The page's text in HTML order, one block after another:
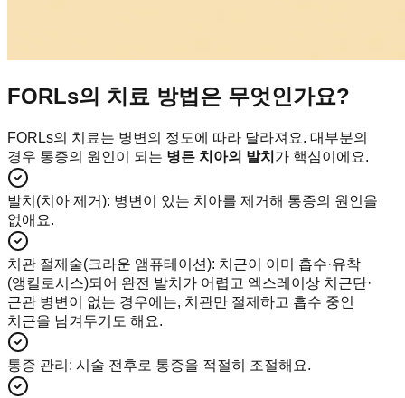
FORLs의 치료 방법은 무엇인가요?
FORLs의 치료는 병변의 정도에 따라 달라져요. 대부분의
경우 통증의 원인이 되는 병든 치아의 발치 가 핵심이에요.
발치(치아 제거): 병변이 있는 치아를 제거해 통증의 원인을
없애요.
치관 절제술(크라운 앰퓨테이션): 치근이 이미 흡수·유착
(앵킬로시스)되어 완전 발치가 어렵고 엑스레이상 치근단·
근관 병변이 없는 경우에는, 치관만 절제하고 흡수 중인
치근을 남겨두기도 해요.
통증 관리 : 시술 전후로 통증을 적절히 조절해요.